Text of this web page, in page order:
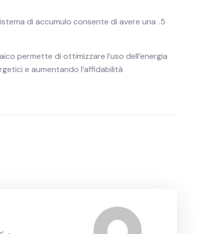
di accumulo consente di avere una
permette di ottimizzare l’uso dell’energia
e aumentando l’affidabilità